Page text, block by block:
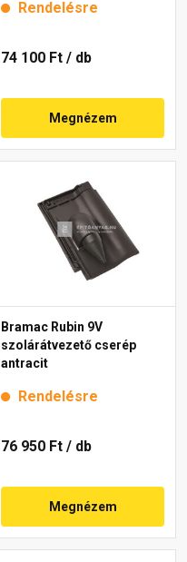
Rendelésre
74 100 Ft / db
Megnézem
Bramac Rubin 9V
szolárátvezető cserép
antracit
Rendelésre
76 950 Ft / db
Megnézem